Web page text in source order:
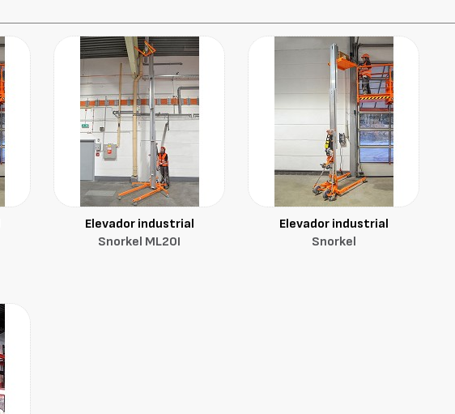
Elevador industrial
Snorkel ML20I
Elevador industrial
Snorkel